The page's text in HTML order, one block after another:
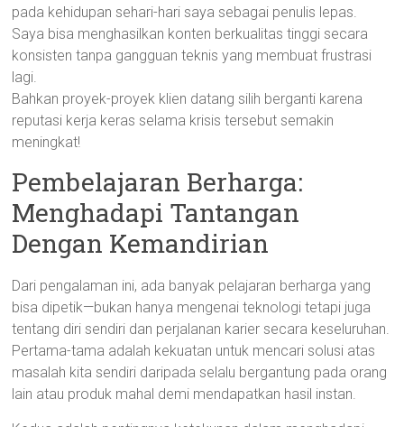
pada kehidupan sehari-hari saya sebagai penulis lepas.
Saya bisa menghasilkan konten berkualitas tinggi secara
konsisten tanpa gangguan teknis yang membuat frustrasi
lagi.
Bahkan proyek-proyek klien datang silih berganti karena
reputasi kerja keras selama krisis tersebut semakin
meningkat!
Pembelajaran Berharga:
Menghadapi Tantangan
Dengan Kemandirian
Dari pengalaman ini, ada banyak pelajaran berharga yang
bisa dipetik—bukan hanya mengenai teknologi tetapi juga
tentang diri sendiri dan perjalanan karier secara keseluruhan.
Pertama-tama adalah kekuatan untuk mencari solusi atas
masalah kita sendiri daripada selalu bergantung pada orang
lain atau produk mahal demi mendapatkan hasil instan.